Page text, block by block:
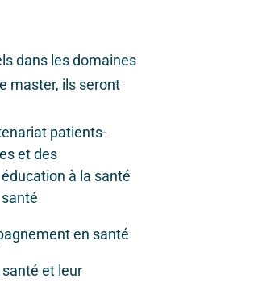
dans les domaines
master, ils seront
patients-
et des
à la santé
en santé
et leur